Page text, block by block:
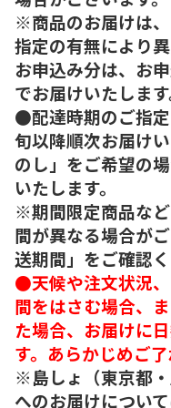
※商品のお届けは
指定の有無により
お申込み分は、お
でお届けいたします
●配達時期のご指
旬以降順次お届け
のし」をご希望の
いたします。
※期間限定商品な
間が異なる場合が
送期間」をご確認く
●天候や注文状況
間をはさむ場合、
た場合、お届けに
す。あらかじめご了
※島しょ（東京都
へのお届けについ